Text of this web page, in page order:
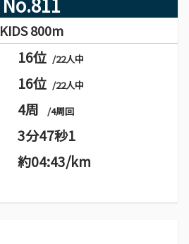
KIDS 800m
16位 /22人中
16位 /22人中
4周 /4周回
3分47秒1
約04:43/km